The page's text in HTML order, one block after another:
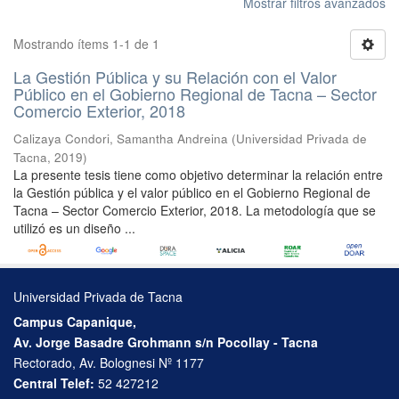
Mostrando ítems 1-1 de 1
La Gestión Pública y su Relación con el Valor
Público en el Gobierno Regional de Tacna – Sector
Comercio Exterior, 2018
Calizaya Condori, Samantha Andreina (Universidad Privada de
Tacna, 2019)
La presente tesis tiene como objetivo determinar la relación entre
la Gestión pública y el valor público en el Gobierno Regional de
Tacna – Sector Comercio Exterior, 2018. La metodología que se
utilizó es un diseño ...
Universidad Privada de Tacna
Campus Capanique,
Av. Jorge Basadre Grohmann s/n Pocollay - Tacna
Rectorado, Av. Bolognesi Nº 1177
Central Telef: 52 427212